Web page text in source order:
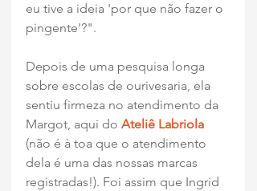
eu tive a ideia 'por que não fazer o
pingente'?".
Depois de uma pesquisa longa
sobre escolas de ourivesaria, ela
sentiu firmeza no atendimento da
Margot, aqui do Ateliê Labriola
(não é à toa que o atendimento
dela é uma das nossas marcas
registradas!). Foi assim que Ingrid